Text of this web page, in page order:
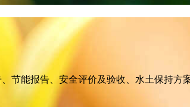
节能报告、安全评价及验收、水土保持